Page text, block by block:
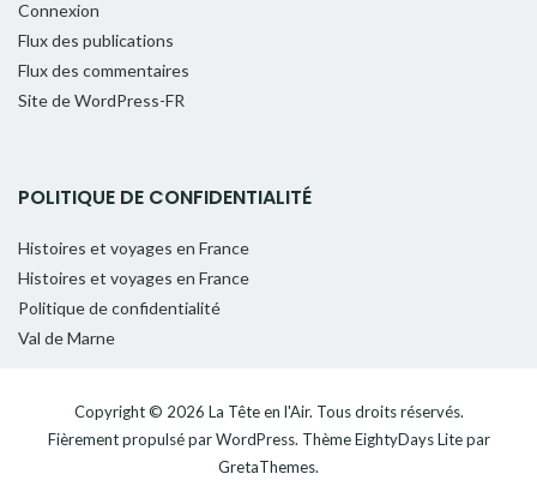
Connexion
Flux des publications
Flux des commentaires
Site de WordPress-FR
POLITIQUE DE CONFIDENTIALITÉ
Histoires et voyages en France
Histoires et voyages en France
Politique de confidentialité
Val de Marne
Copyright © 2026 La Tête en l'Air. Tous droits réservés.
Fièrement propulsé parWordPress. ThèmeEightyDays Litepar
GretaThemes.